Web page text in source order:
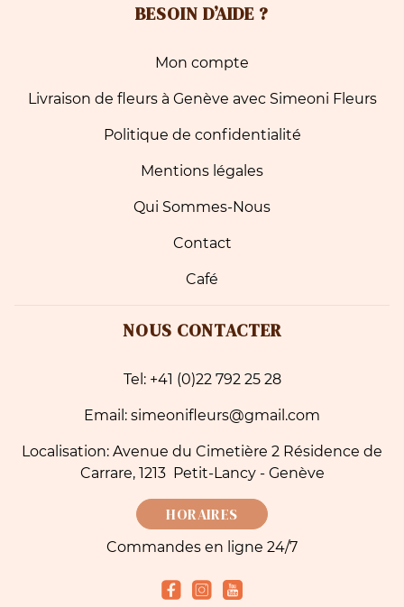
BESOIN D’AIDE ?
Mon compte
Livraison de fleurs à Genève avec Simeoni Fleurs
Politique de confidentialité
Mentions légales
Qui Sommes-Nous
Contact
Café
NOUS CONTACTER
Tel: +41 (0)22 792 25 28
Email: simeonifleurs@gmail.com
Localisation: Avenue du Cimetière 2 Résidence de
Carrare, 1213 Petit-Lancy - Genève
HORAIRES
Commandes en ligne 24/7